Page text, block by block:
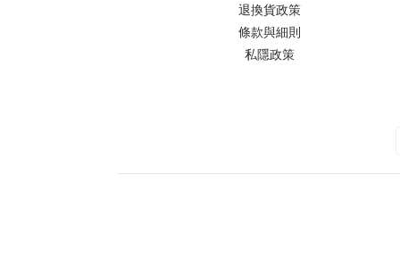
退換貨政策
條款與細則
私隱政策